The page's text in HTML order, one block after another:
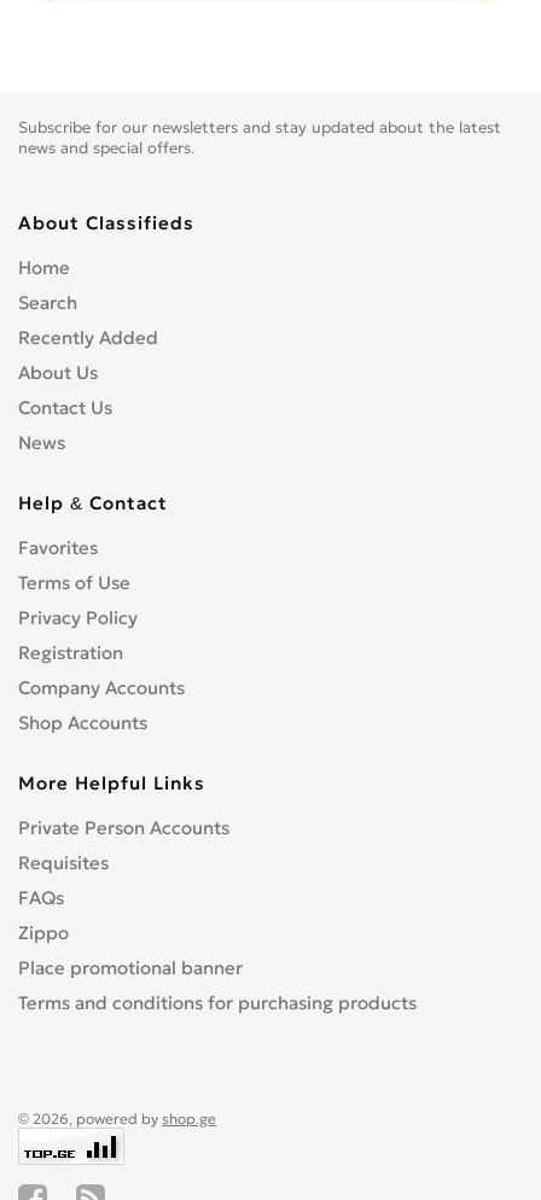
Subscribe for our newsletters and stay updated about the latest
news and special offers.
About Classifieds
Home
Search
Recently Added
About Us
Contact Us
News
Help & Contact
Favorites
Terms of Use
Privacy Policy
Registration
Company Accounts
Shop Accounts
More Helpful Links
Private Person Accounts
Requisites
FAQs
Zippo
Place promotional banner
Terms and conditions for purchasing products
© 2026, powered by shop.ge